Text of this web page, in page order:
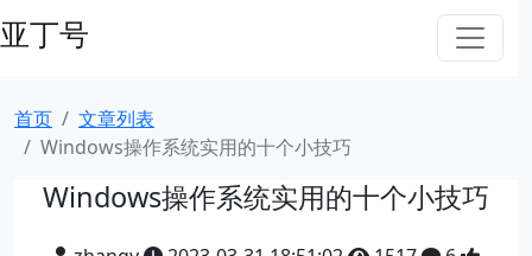
亚丁号
首页
文章列表
Windows操作系统实用的十个小技巧
Windows操作系统实用的十个小技巧